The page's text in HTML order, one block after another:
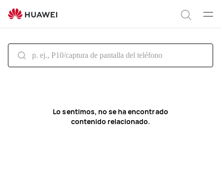
search
Abrir
Lo sentimos, no se ha encontrado
contenido relacionado.